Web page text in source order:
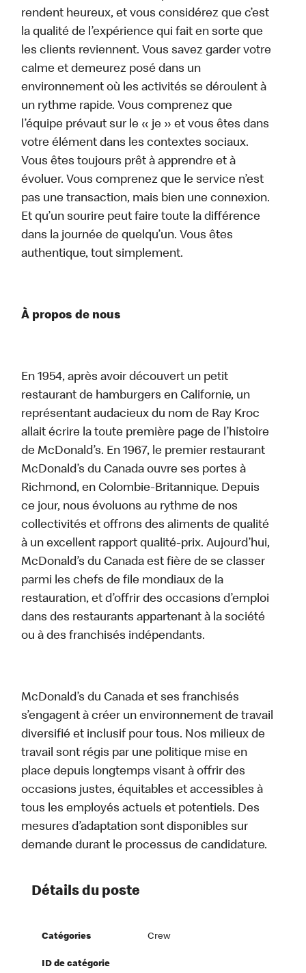
rendent heureux, et vous considérez que c’est
la qualité de l’expérience qui fait en sorte que
les clients reviennent. Vous savez garder votre
calme et demeurez posé dans un
environnement où les activités se déroulent à
un rythme rapide. Vous comprenez que
l’équipe prévaut sur le « je » et vous êtes dans
votre élément dans les contextes sociaux.
Vous êtes toujours prêt à apprendre et à
évoluer. Vous comprenez que le service n’est
pas une transaction, mais bien une connexion.
Et qu’un sourire peut faire toute la différence
dans la journée de quelqu’un. Vous êtes
authentique, tout simplement.
À propos de nous
En 1954, après avoir découvert un petit
restaurant de hamburgers en Californie, un
représentant audacieux du nom de Ray Kroc
allait écrire la toute première page de l’histoire
de McDonald’s. En 1967, le premier restaurant
McDonald’s du Canada ouvre ses portes à
Richmond, en Colombie-Britannique. Depuis
ce jour, nous évoluons au rythme de nos
collectivités et offrons des aliments de qualité
à un excellent rapport qualité-prix. Aujourd’hui,
McDonald’s du Canada est fière de se classer
parmi les chefs de file mondiaux de la
restauration, et d’offrir des occasions d’emploi
dans des restaurants appartenant à la société
ou à des franchisés indépendants.
McDonald’s du Canada et ses franchisés
s’engagent à créer un environnement de travail
diversifié et inclusif pour tous. Nos milieux de
travail sont régis par une politique mise en
place depuis longtemps visant à offrir des
occasions justes, équitables et accessibles à
tous les employés actuels et potentiels. Des
mesures d’adaptation sont disponibles sur
demande durant le processus de candidature.
Détails du poste
Catégories Crew
ID de catégorie